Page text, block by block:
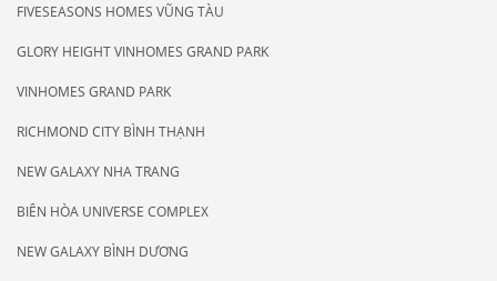
FIVESEASONS HOMES VŨNG TÀU
GLORY HEIGHT VINHOMES GRAND PARK
VINHOMES GRAND PARK
RICHMOND CITY BÌNH THẠNH
NEW GALAXY NHA TRANG
BIÊN HÒA UNIVERSE COMPLEX
NEW GALAXY BÌNH DƯƠNG